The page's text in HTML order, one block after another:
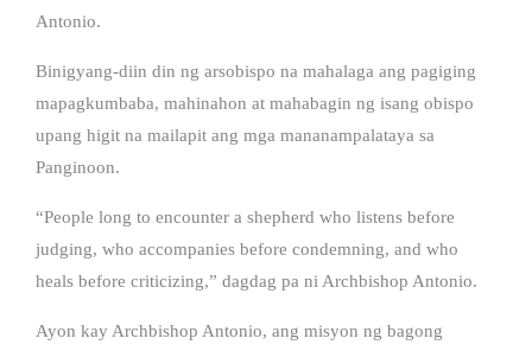
Antonio.
Binigyang-diin din ng arsobispo na mahalaga ang pagiging
mapagkumbaba, mahinahon at mahabagin ng isang obispo
upang higit na mailapit ang mga mananampalataya sa
Panginoon.
“People long to encounter a shepherd who listens before
judging, who accompanies before condemning, and who
heals before criticizing,” dagdag pa ni Archbishop Antonio.
Ayon kay Archbishop Antonio, ang misyon ng bagong